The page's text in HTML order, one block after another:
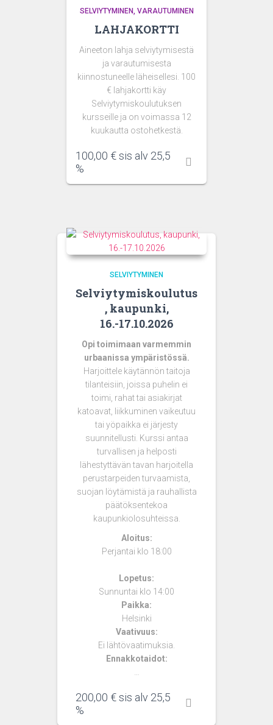
SELVIYTYMINEN VARAUTUMINEN
LAHJAKORTTI
Aineeton lahja selviytymisestä
ja varautumisesta
kiinnostuneelle läheisellesi. 100
€ lahjakortti käy
Selviytymiskoulutuksen
kursseille ja on voimassa 12
kuukautta ostohetkestä.
100,00 €sis alv 25,5
%
SELVIYTYMINEN
Selviytymiskoulutus
, kaupunki,
16.-17.10.2026
Opi toimimaan varmemmin
urbaanissa ympäristössä.
Harjoittele käytännön taitoja
tilanteisiin, joissa puhelin ei
toimi, rahat tai asiakirjat
katoavat, liikkuminen vaikeutuu
tai yöpaikka ei järjesty
suunnitellusti. Kurssi antaa
turvallisen ja helposti
lähestyttävän tavan harjoitella
perustarpeiden turvaamista,
suojan löytämistä ja rauhallista
päätöksentekoa
kaupunkiolosuhteissa.
Aloitus:
Perjantai klo 18:00
Lopetus:
Sunnuntai klo 14:00
Paikka:
Helsinki
Vaativuus:
Ei lähtövaatimuksia.
Ennakkotaidot:
200,00 €sis alv 25,5
%